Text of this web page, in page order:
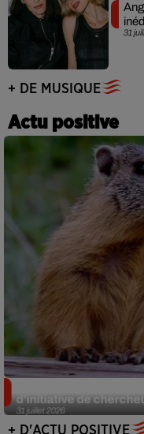
31
+ DE MUSIQUE
Actu positive
31 juillet 2026
d’initiative de
+ D'ACTU POSITIVE